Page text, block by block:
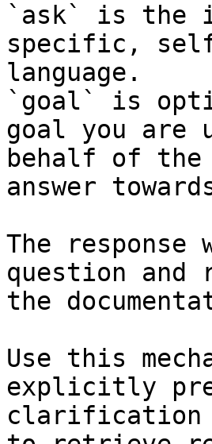
`ask` is the
specific,
language.
`goal` is
goal you are
behalf of
answer
The
question and
the
Use this
explicitly
clarification